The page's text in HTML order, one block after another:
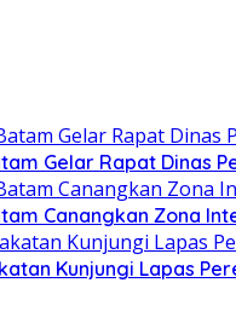
Gelar Rapat Dinas
Canangkan Zona
Kunjungi Lapas